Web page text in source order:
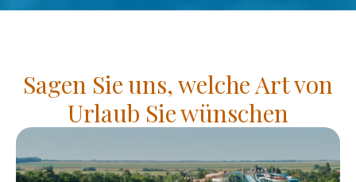
Sagen Sie uns, welche Art von
Urlaub Sie wünschen